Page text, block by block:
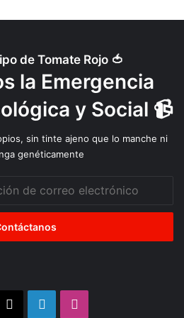
del año 2050.
del entonces el ministro de
(iqzda, junto a Francois
Damon Jones, del instituto
de Tomate Rojo 🍅
la Emergencia
y Social 📹
sin tinte ajeno que lo manche ni
genéticamente
LinkedIn